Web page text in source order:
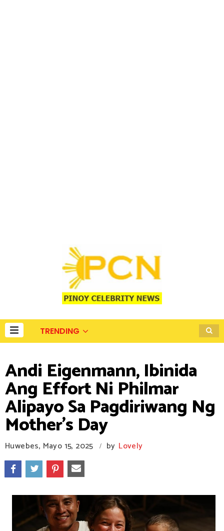
TRENDING
Andi Eigenmann, Ibinida
Ang Effort Ni Philmar
Alipayo Sa Pagdiriwang Ng
Mother's Day
Huwebes, Mayo 15, 2025 / by Lovely